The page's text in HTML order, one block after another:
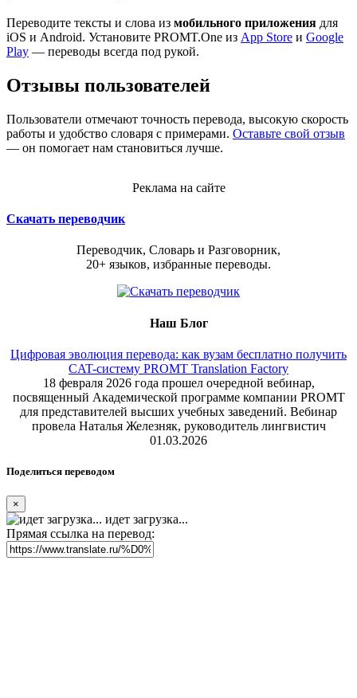
Переводите тексты и слова из мобильного приложения для
iOS и Android. Установите PROMT.One из App Store и Google
Play — переводы всегда под рукой.
Отзывы пользователей
Пользователи отмечают точность перевода, высокую скорость
работы и удобство словаря с примерами. Оставьте свой отзыв
— он помогает нам становиться лучше.
Реклама на сайте
Скачать переводчик
Переводчик, Словарь и Разговорник,
20+ языков, избранные переводы.
Наш Блог
Цифровая эволюция перевода: как вузам бесплатно получить
CAT-систему PROMT Translation Factory
18 февраля 2026 года прошел очередной вебинар,
посвященный Академической программе компании PROMT
для представителей высших учебных заведений. Вебинар
провела Наталья Железняк, руководитель лингвистич
01.03.2026
Поделиться переводом
×
идет загрузка...
Прямая ссылка на перевод: